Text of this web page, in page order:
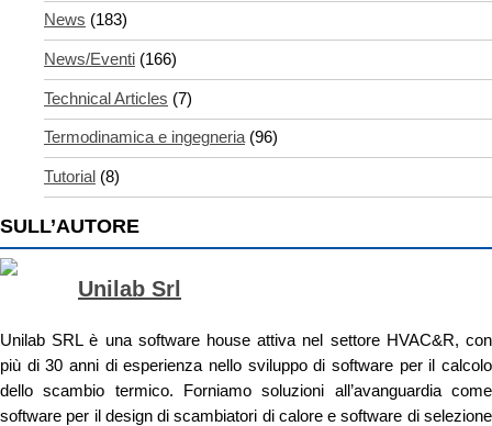
News (183)
News/Eventi (166)
Technical Articles (7)
Termodinamica e ingegneria(96)
Tutorial (8)
SULL’AUTORE
Unilab Srl
Unilab SRL è una software house attiva nel settore HVAC&R, con
più di 30 anni di esperienza nello sviluppo di software per il calcolo
dello scambio termico. Forniamo soluzioni all’avanguardia come
software per il design di scambiatori di calore e software di selezione